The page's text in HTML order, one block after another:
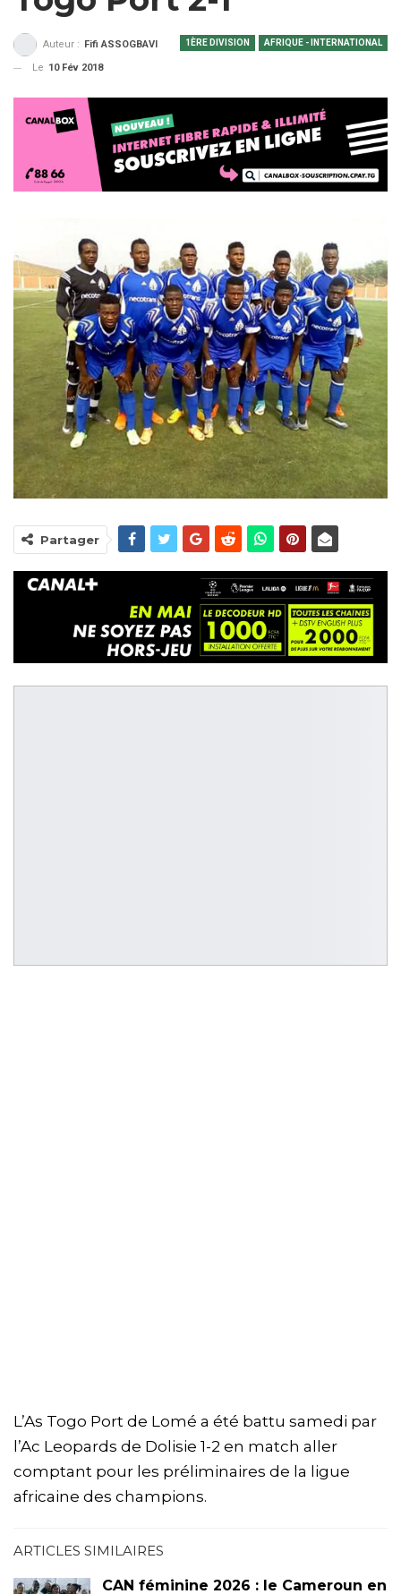
1ÈRE DIVISION AFRIQUE - INTERNATIONAL
Auteur :
Fifi ASSOGBAVI
Le 10 Fév 2018
Partager
L’As Togo Port de Lomé a été battu samedi par
l’Ac Leopards de Dolisie 1-2 en match aller
comptant pour les préliminaires de la ligue
africaine des champions.
ARTICLES SIMILAIRES
CAN féminine 2026 : le Cameroun en